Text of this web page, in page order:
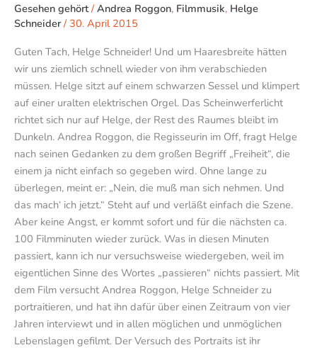
Gesehen gehört/Andrea Roggon, Filmmusik, Helge
Schneider/ 30. April 2015
Guten Tach, Helge Schneider! Und um Haaresbreite hätten
wir uns ziemlich schnell wieder von ihm verabschieden
müssen. Helge sitzt auf einem schwarzen Sessel und klimpert
auf einer uralten elektrischen Orgel. Das Scheinwerferlicht
richtet sich nur auf Helge, der Rest des Raumes bleibt im
Dunkeln. Andrea Roggon, die Regisseurin im Off, fragt Helge
nach seinen Gedanken zu dem großen Begriff „Freiheit“, die
einem ja nicht einfach so gegeben wird. Ohne lange zu
überlegen, meint er: „Nein, die muß man sich nehmen. Und
das mach‘ ich jetzt.“ Steht auf und verläßt einfach die Szene.
Aber keine Angst, er kommt sofort und für die nächsten ca.
100 Filmminuten wieder zurück. Was in diesen Minuten
passiert, kann ich nur versuchsweise wiedergeben, weil im
eigentlichen Sinne des Wortes „passieren“ nichts passiert. Mit
dem Film versucht Andrea Roggon, Helge Schneider zu
portraitieren, und hat ihn dafür über einen Zeitraum von vier
Jahren interviewt und in allen möglichen und unmöglichen
Lebenslagen gefilmt. Der Versuch des Portraits ist ihr